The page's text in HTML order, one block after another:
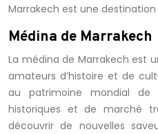
Marrakech est une
Médina de Marrakech
La médina de Marrakech est
amateurs d’histoire et de
au patrimoine mondial de
historiques et de marché
découvrir de nouvelles